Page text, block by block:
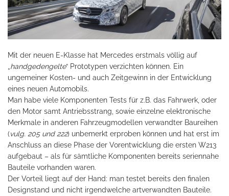
Mit der neuen E-Klasse hat Mercedes erstmals völlig auf
handgedengelte“ Prototypen verzichten können. Ein
ungemeiner Kosten- und auch Zeitgewinn in der Entwicklung
eines neuen Automobils.
Man habe viele Komponenten Tests für z.B. das Fahrwerk, oder
den Motor samt Antriebsstrang, sowie einzelne elektronische
Merkmale in anderen Fahrzeugmodellen verwandter Baureihen
(vulg. 205 und 222) unbemerkt erproben können und hat erst im
Anschluss an diese Phase der Vorentwicklung die ersten W213
aufgebaut – als für sämtliche Komponenten bereits seriennahe
Bauteile vorhanden waren.
Der Vorteil liegt auf der Hand: man testet bereits den finalen
Designstand und nicht irgendwelche artverwandten Bauteile.